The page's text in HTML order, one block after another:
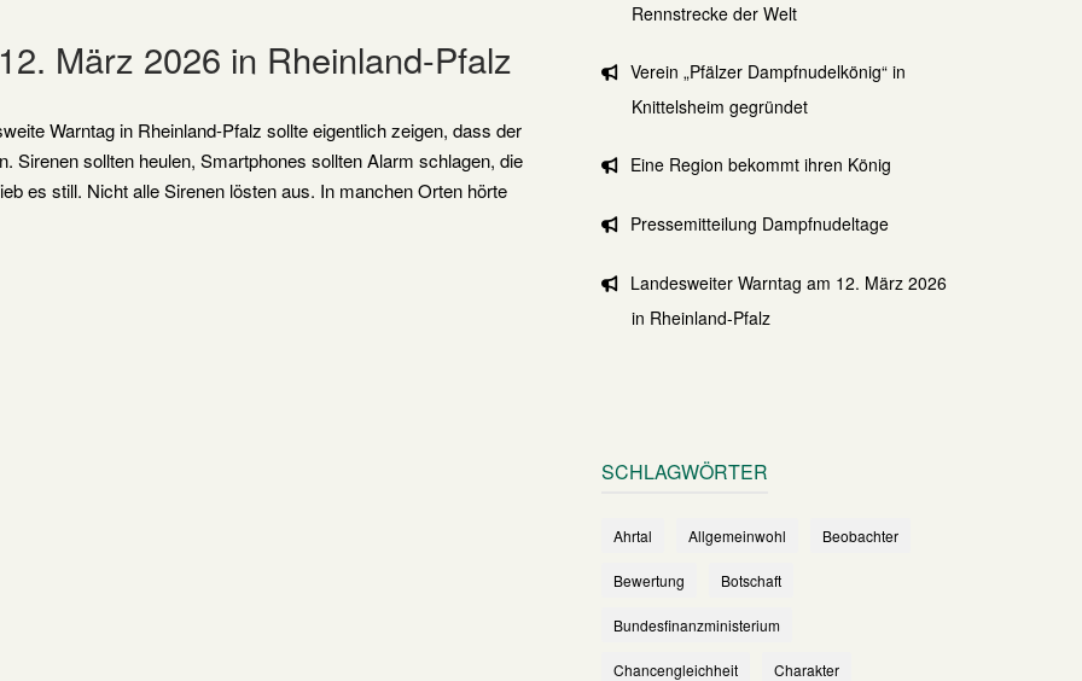
März 2026 in Rheinland-Pfalz
Warntag in Rheinland-Pfalz sollte eigentlich zeigen, dass der
Sirenen sollten heulen, Smartphones sollten Alarm schlagen, die
es still. Nicht alle Sirenen lösten aus. In manchen Orten hörte
Rennstrecke der Welt
Verein „Pfälzer Dampfnudelkönig“ in
Knittelsheim gegründet
Eine Region bekommt ihren König
Pressemitteilung Dampfnudeltage
Landesweiter Warntag am 12. März 2026
in Rheinland-Pfalz
SCHLAGWÖRTER
Ahrtal Allgemeinwohl Beobachter
Bewertung Botschaft
Bundesfinanzministerium
Chancengleichheit Charakter